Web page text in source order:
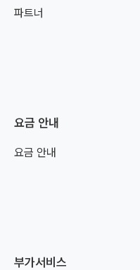
파트너
요금 안내
요금 안내
부가서비스